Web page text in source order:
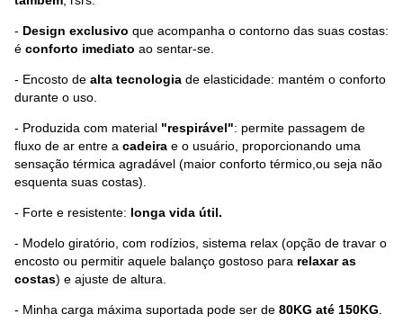
- Design exclusivo que acompanha o contorno das suas costas:
é conforto imediato ao sentar-se.
- Encosto de alta tecnologia de elasticidade: mantém o conforto
durante o uso.
- Produzida com material "respirável": permite passagem de
fluxo de ar entre a cadeira e o usuário, proporcionando uma
sensação térmica agradável (maior conforto térmico,ou seja não
esquenta suas costas).
- Forte e resistente: longa vida útil.
- Modelo giratório, com rodízios, sistema relax (opção de travar o
encosto ou permitir aquele balanço gostoso para relaxar as
costas) e ajuste de altura.
- Minha carga máxima suportada pode ser de 80KG até 150KG